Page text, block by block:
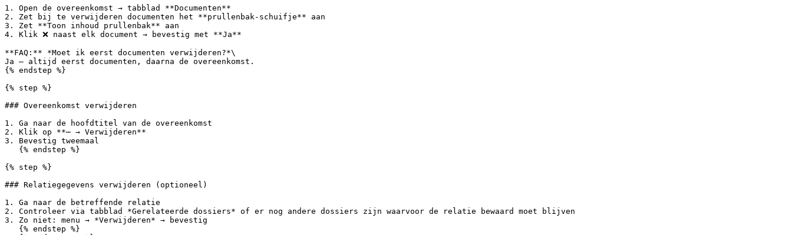
1. Open de overeenkomst → tabblad **Documenten**
2. Zet bij te verwijderen documenten het **prullenbak-schuifje** aan
3. Zet **Toon inhoud prullenbak** aan
4. Klik ❌ naast elk document → bevestig met **Ja**
**FAQ:** *Moet ik eerst documenten verwijderen?*\
Ja — altijd eerst documenten, daarna de overeenkomst.
{% endstep %}
{% step %}
### Overeenkomst verwijderen
1. Ga naar de hoofdtitel van de overeenkomst
2. Klik op **⋯ → Verwijderen**
3. Bevestig tweemaal
{% step %}
### Relatiegegevens verwijderen (optioneel)
1. Ga naar de betreffende relatie
2. Controleer via tabblad *Gerelateerde dossiers* of er nog andere dossiers zijn waarvoor de relatie bewaard moet blijven
3. Zo niet: menu → *Verwijderen* → bevestig